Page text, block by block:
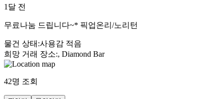
1달 전
무료나눔 드립니다~* 픽업온리/노리턴
물건 상태 :사용감 적음
희망 거래 장소:, Diamond Bar
42명 조회